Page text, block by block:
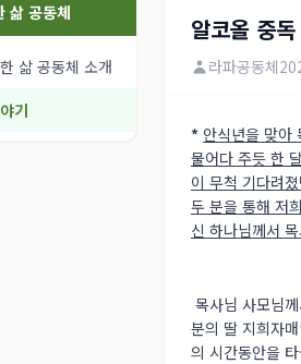
삶 공동체
삶 공동체 소개
기
알코올 중
라파공동체
* 안식년을 맞아
물어다 주듯 한
이 무척 기다려
두 분을 통해 저
신 하나님께서
목사님 사모님
분의 딸 지희자
의 시간동안을